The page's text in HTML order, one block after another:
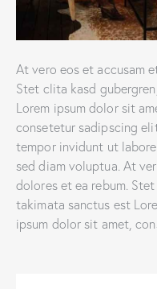
At vero eos et accusam
Stet clita kasd
Lorem ipsum dolor sit
consetetur sadipscing
tempor invidunt ut
sed diam voluptua. At
dolores et ea rebum.
takimata sanctus est
ipsum dolor sit amet,